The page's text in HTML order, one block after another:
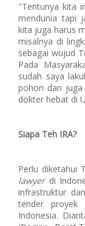
"Tentunya kita
mendunia tapi
kita juga harus
misalnya di
sebagai wujud
Pada
sudah saya
pohon dan
dokter hebat di
Siapa Teh IRA?
Perlu diketahui
lawyerdi
infrastruktur
tender proyek
Indonesia.